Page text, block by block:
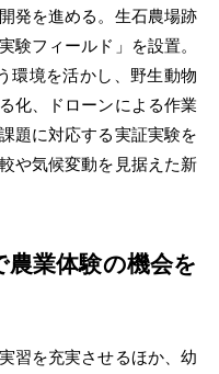
発を進める。生石農場跡
験フィールド」を設置。
環境を活かし、野生動物
化、ドローンによる作業
題に対応する実証実験を
や気候変動を見据えた新
業体験の機会を
習を充実させるほか、幼